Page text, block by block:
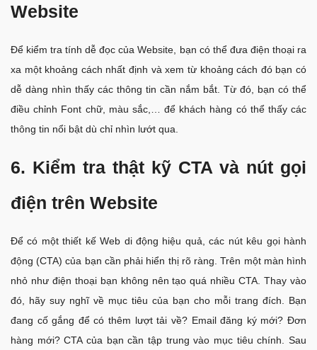
Website
Để kiểm tra tính dễ đọc của Website, bạn có thể đưa điện thoại ra
xa một khoảng cách nhất định và xem từ khoảng cách đó bạn có
dễ dàng nhìn thấy các thông tin cần nắm bắt. Từ đó, bạn có thể
điều chỉnh Font chữ, màu sắc,… để khách hàng có thể thấy các
thông tin nổi bật dù chỉ nhìn lướt qua.
6. Kiểm tra thật kỹ CTA và nút gọi
điện trên Website
Để có một thiết kế Web di động hiệu quả, các nút kêu gọi hành
động (CTA) của bạn cần phải hiển thị rõ ràng. Trên một màn hình
nhỏ như điện thoại bạn không nên tạo quá nhiều CTA. Thay vào
đó, hãy suy nghĩ về mục tiêu của bạn cho mỗi trang đích. Bạn
đang cố gắng để có thêm lượt tải về? Email đăng ký mới? Đơn
hàng mới? CTA của bạn cần tập trung vào mục tiêu chính. Sau